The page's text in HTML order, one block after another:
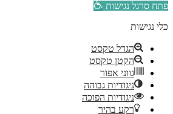
פתח סרגל נגישות
כלי נגישות
הגדל טקסט
הקטן טקסט
גווני אפור
ניגודיות גבוהה
ניגודיות הפוכה
רקע בהיר